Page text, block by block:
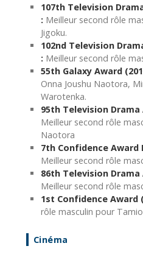
107th Television
: Meilleur second rôle
Jigoku.
102nd Television
: Meilleur second rôle
55th Galaxy Award
Onna Joushu Naotora,
Warotenka.
95th Television Drama
Meilleur second rôle
Naotora
7th Confidence Award
Meilleur second rôle
86th Television Drama
Meilleur second rôle
1st Confidence Award
rôle masculin pour
Cinéma